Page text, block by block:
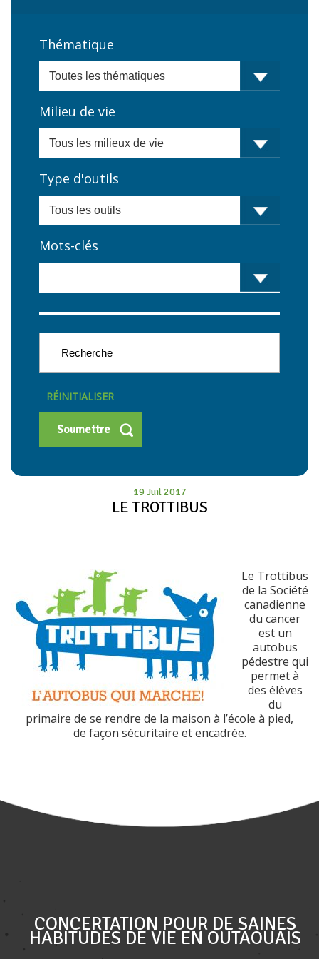
Thématique
Milieu de vie
Type d'outils
Mots-clés
RÉINITIALISER
19 Juil 2017
LE TROTTIBUS
Le Trottibus
de la Société
canadienne
du cancer
est un
autobus
pédestre qui
permet à
des élèves
du
primaire de se rendre de la maison à l’école à pied,
de façon sécuritaire et encadrée.
CONCERTATION POUR DE SAINES
HABITUDES DE VIE EN OUTAOUAIS